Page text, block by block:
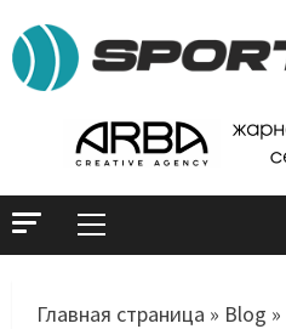
Главная страница » Blog »